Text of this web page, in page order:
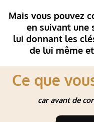
Mais vous pouvez
en suivant une
lui donnant les
de lui même
Ce que
car avant de